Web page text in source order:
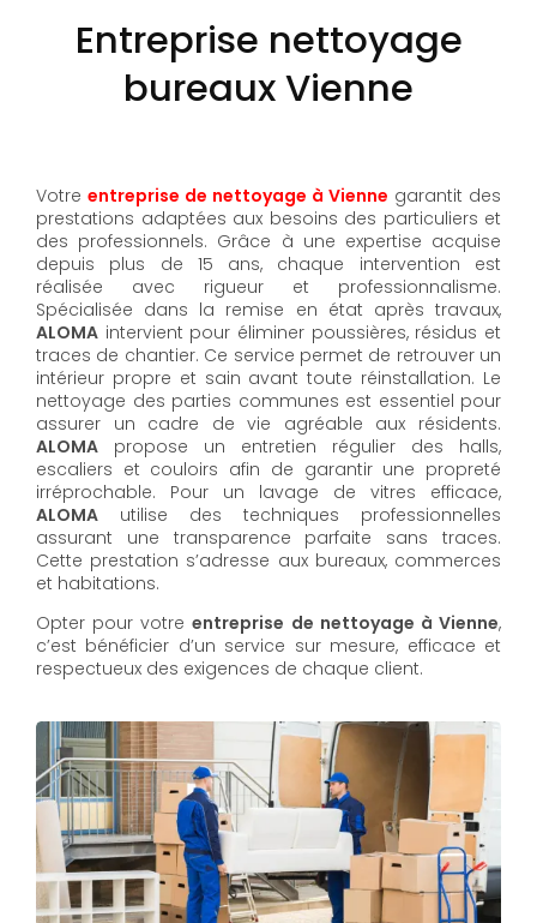
Entreprise nettoyage
bureaux Vienne
Votre entreprise de nettoyage à Vienne garantit des
prestations adaptées aux besoins des particuliers et
des professionnels. Grâce à une expertise acquise
depuis plus de 15 ans, chaque intervention est
réalisée avec rigueur et professionnalisme.
Spécialisée dans la remise en état après travaux,
ALOMA intervient pour éliminer poussières, résidus et
traces de chantier. Ce service permet de retrouver un
intérieur propre et sain avant toute réinstallation. Le
nettoyage des parties communes est essentiel pour
assurer un cadre de vie agréable aux résidents.
ALOMA propose un entretien régulier des halls,
escaliers et couloirs afin de garantir une propreté
irréprochable. Pour un lavage de vitres efficace,
ALOMA utilise des techniques professionnelles
assurant une transparence parfaite sans traces.
Cette prestation s’adresse aux bureaux, commerces
et habitations.
Opter pour votreentreprise de nettoyage à Vienne,
c’est bénéficier d’un service sur mesure, efficace et
respectueux des exigences de chaque client.